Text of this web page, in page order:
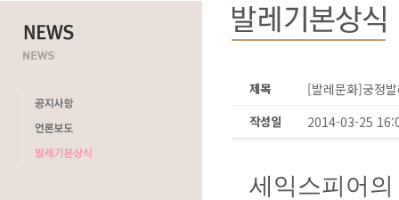
제목 [발레문화]궁정
작성일 2014-03-25
세익스피어